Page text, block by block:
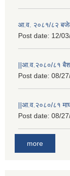
आ.व. २०८१/८२ बजेट
Post date: 12/
||आ.व.२०८०/८१
Post date: 08/
||आ.व.२०८०/८१
Post date: 08/
more